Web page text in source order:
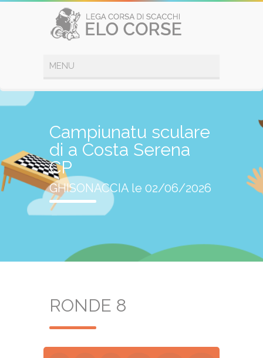
Campiunatu sculare
di a Costa Serena
CP
GHISONACCIA le 02/06/2026
RONDE 8